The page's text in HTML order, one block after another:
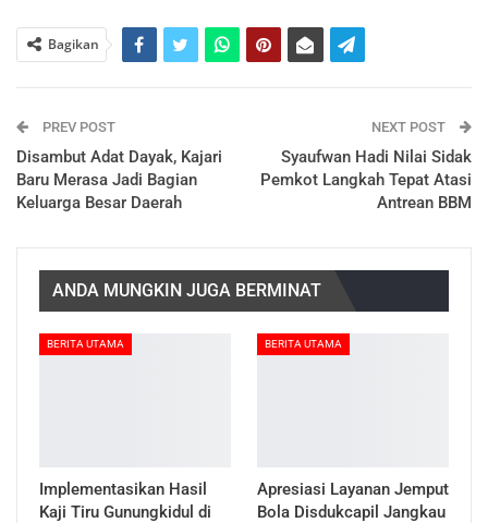
Bagikan
PREV POST
Disambut Adat Dayak, Kajari
Baru Merasa Jadi Bagian
Keluarga Besar Daerah
NEXT POST
Syaufwan Hadi Nilai Sidak
Pemkot Langkah Tepat Atasi
Antrean BBM
ANDA MUNGKIN JUGA BERMINAT
BERITA UTAMA
Implementasikan Hasil
Kaji Tiru Gunungkidul di
BERITA UTAMA
Apresiasi Layanan Jemput
Bola Disdukcapil Jangkau